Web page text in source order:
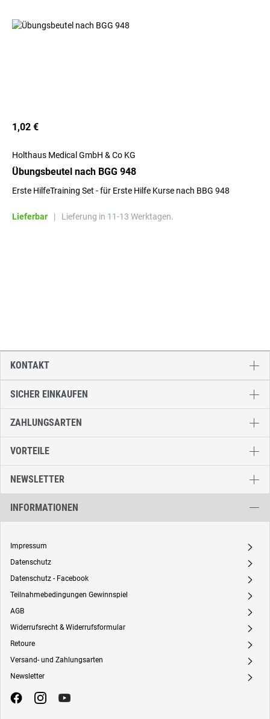
1,02 €
Holthaus Medical GmbH & Co KG
Übungsbeutel nach BGG 948
Erste HilfeTraining Set - für Erste Hilfe Kurse nach BBG 948
Lieferbar | Lieferung in 11-13 Werktagen.
SICHER EINKAUFEN
ZAHLUNGSARTEN
VORTEILE
NEWSLETTER
INFORMATIONEN
Impressum A
Datenschutz A
Datenschutz - Facebook A
Teilnahmebedingungen Gewinnspiel A
AGB A
Widerrufsrecht & Widerrufsformular A
Retoure A
Versand- und Zahlungsarten A
Newsletter A
KONTAKT